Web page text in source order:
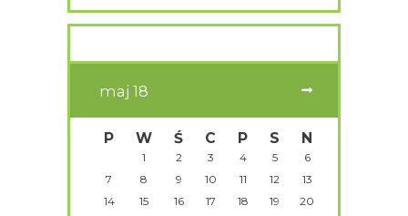
maj 18
P W Ś C P S N
1 2 3 4 5
6
7
8 9 10 11 12
13
14
15 16 17 18 19 20